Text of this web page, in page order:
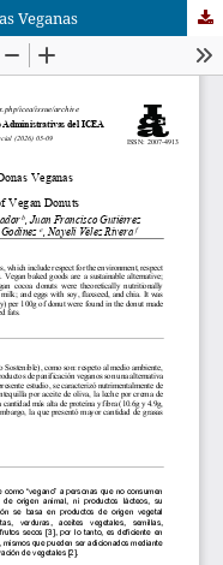
Veganas